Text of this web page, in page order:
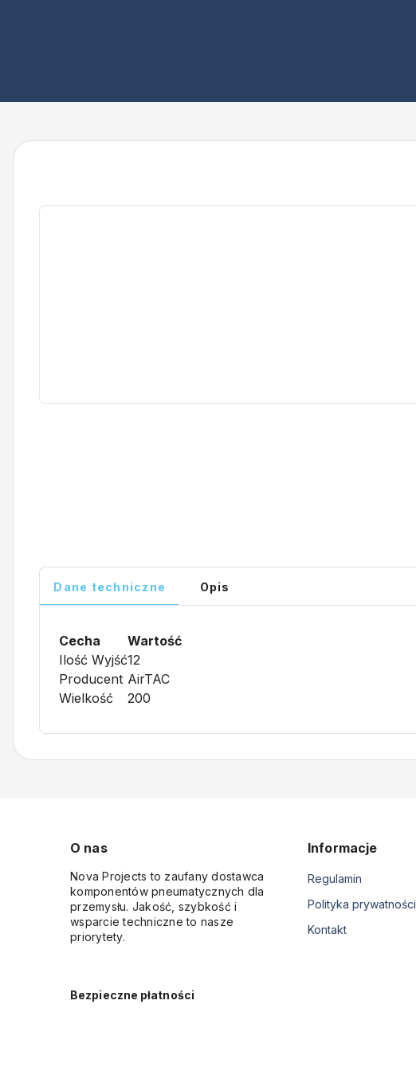
Dane techniczne Opis
Cecha
Wartość
Ilość Wyjść12
Producent AirTAC
Wielkość
200
O nas
Nova Projects to zaufany dostawca
komponentów pneumatycznych dla
przemysłu. Jakość, szybkość i
wsparcie techniczne to nasze
priorytety.
Informacje
Regulamin
Polityka prywatności
Kontakt
Bezpieczne płatności